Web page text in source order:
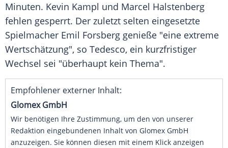
Minuten. Kevin Kampl und Marcel Halstenberg
fehlen gesperrt. Der zuletzt selten eingesetzte
Spielmacher Emil Forsberg genieße "eine extreme
Wertschätzung", so Tedesco, ein kurzfristiger
Wechsel sei "überhaupt kein Thema".
Empfohlener externer Inhalt:
Glomex GmbH
Wir benötigen Ihre Zustimmung, um den von unserer
Redaktion eingebundenen Inhalt von Glomex GmbH
anzuzeigen. Sie können diesen mit einem Klick anzeigen